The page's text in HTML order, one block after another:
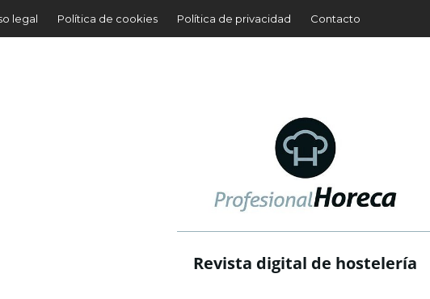
legal Política de cookies Política de privacidad Contacto
Revista digital de hostelería